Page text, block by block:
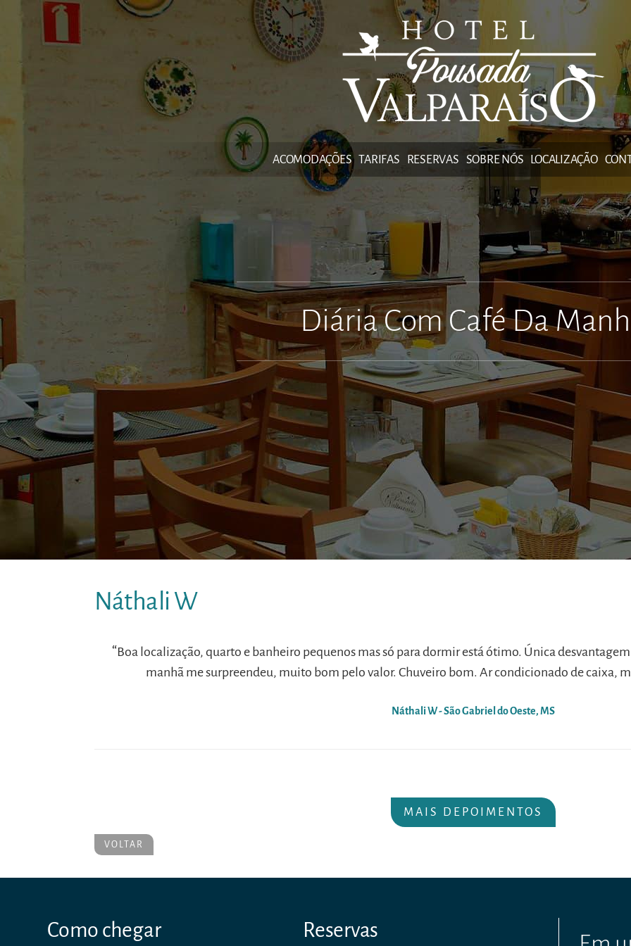
ACOMODAÇÕES TARIFAS RESERVAS SOBRE NÓS LOCALIZAÇÃO
Diária Com Café Da
Náthali W
“Boa localização, quarto e banheiro pequenos mas só para dormir está ótimo. Única desvantagem
manhã me surpreendeu, muito bom pelo valor. Chuveiro bom. Ar condicionado de caixa,
Náthali W - São Gabriel do Oeste, MS
MAIS DEPOIMENTOS
VOLTAR
Como chegar Reservas